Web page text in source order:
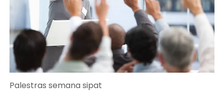
Palestras semana sipat